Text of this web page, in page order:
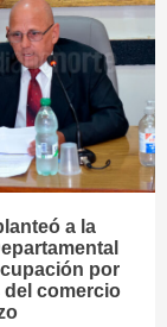
a la
por
del comercio